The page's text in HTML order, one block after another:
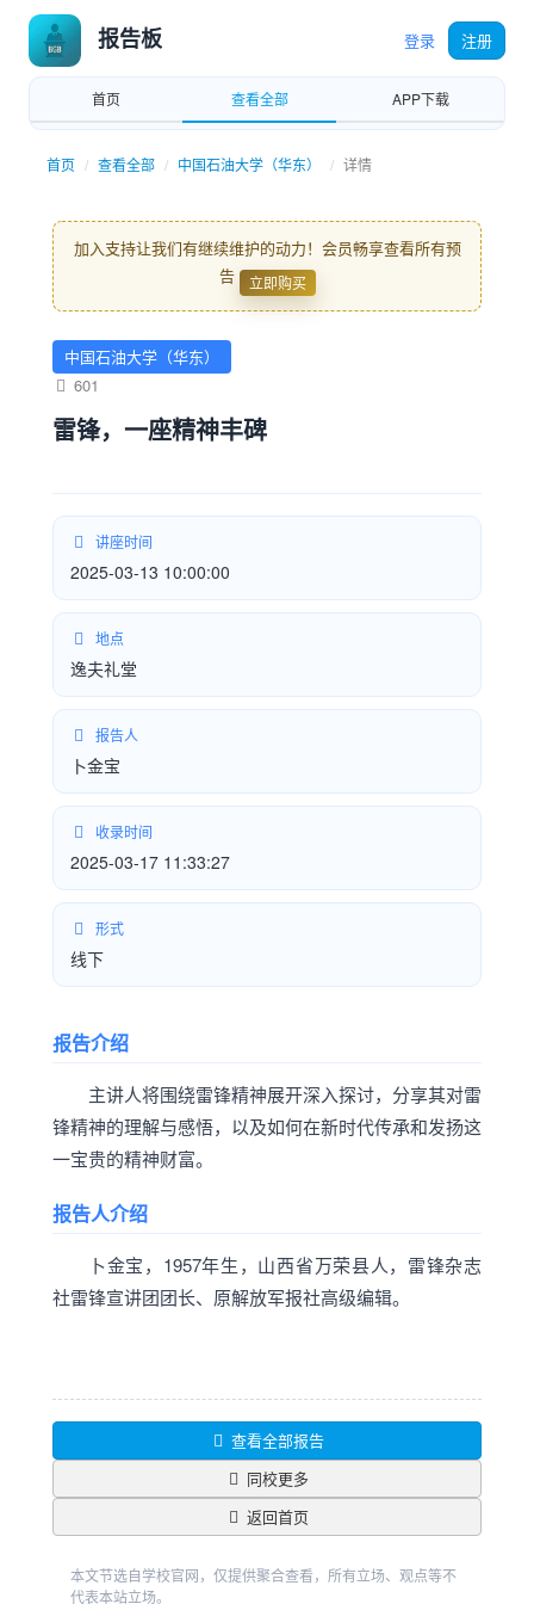
报告板 登录 注册
首页 查看全部 APP下载
首页 查看全部 中国石油大学（华东） 详情
加入支持让我们有继续维护的动力！会员畅享查看所有预
告
立即购买
中国石油大学（华东）
601
雷锋，一座精神丰碑
讲座时间
2025-03-13 10:00:00
地点
逸夫礼堂
报告人
卜金宝
收录时间
2025-03-17 11:33:27
形式
线下
报告介绍
主讲人将围绕雷锋精神展开深入探讨，分享其对雷
锋精神的理解与感悟，以及如何在新时代传承和发扬这
一宝贵的精神财富。
报告人介绍
卜金宝，1957年生，山西省万荣县人，雷锋杂志
社雷锋宣讲团团长、原解放军报社高级编辑。
查看全部报告
同校更多
返回首页
本文节选自学校官网，仅提供聚合查看，所有立场、观点等不
代表本站立场。